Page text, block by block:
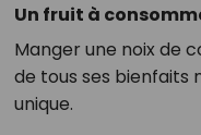
Un fruit à
Manger une noix de
de tous ses bienfaits
unique.